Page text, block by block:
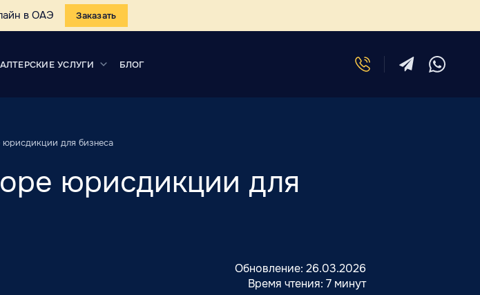
в ОАЭ Заказать
УСЛУГИ БЛОГ
для бизнеса
юрисдикции для
Обновление:26.03.2026
Время чтения:7 минут